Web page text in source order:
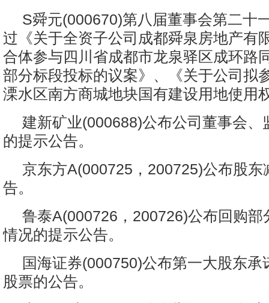
S舜元(000670)第八届董事会第二十
过《关于全资子公司成都舜泉房地产有
合体参与四川省成都市龙泉驿区成环路
部分标段投标的议案》、《关于公司拟
溧水区南方商城地块国有建设用地使用
建新矿业(000688)公布公司董事会、
的提示公告。
京东方A(000725，200725)公布股东
告。
鲁泰A(000726，200726)公布回购部
情况的提示公告。
国海证券(000750)公布第一大股东承
股票的公告。